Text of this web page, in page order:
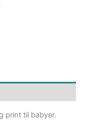
print til babyer.